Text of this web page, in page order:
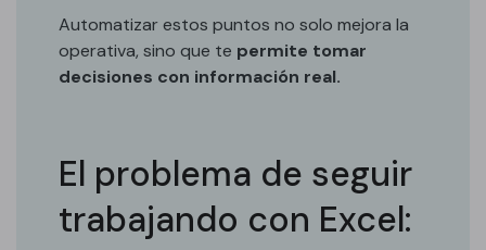
Automatizar estos puntos no solo mejora la
operativa, sino que te permite tomar
decisiones con información real.
El problema de seguir
trabajando con Excel: